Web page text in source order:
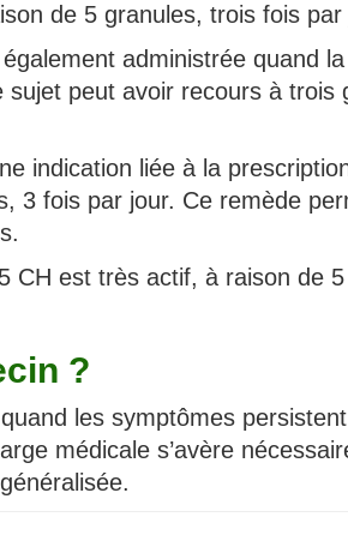
de 5 granules, trois fois par
administrée quand
peut avoir recours à trois
indication liée à la
3 fois par jour. Ce remède
CH est très actif, à raison de
?
les symptômes
médicale s’avère